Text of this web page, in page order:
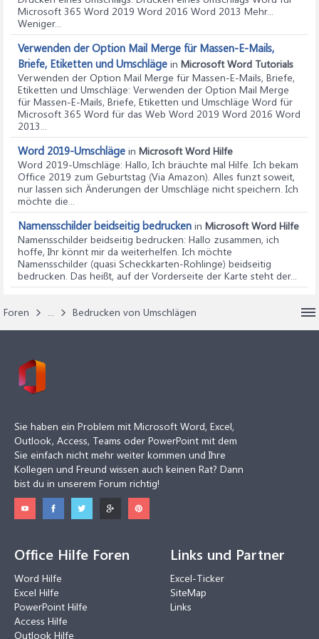
Microsoft 365 Word 2019 Word 2016 Word 2013 Mehr...
Weniger...
Verwenden der Option Mail Merge für Massen-E-Mails,
Briefe, Etiketten und Umschläge in Microsoft Word Tutorials
Verwenden der Option Mail Merge für Massen-E-Mails, Briefe,
Etiketten und Umschläge: Verwenden der Option Mail Merge
für Massen-E-Mails, Briefe, Etiketten und Umschläge Word für
Microsoft 365 Word für das Web Word 2019 Word 2016 Word
2013...
Word 2019-Umschläge in Microsoft Word Hilfe
Word 2019-Umschläge: Hallo, Ich bräuchte mal Hilfe. Ich bekam
Office 2019 zum Geburtstag (Via Amazon). Alles funzt soweit,
nur lassen sich Änderungen der Umschläge nicht speichern. Ich
möchte die...
Namensschilder beidseitig bedrucken in Microsoft Word Hilfe
Namensschilder beidseitig bedrucken: Hallo zusammen, ich
hoffe, Ihr könnt mir da weiterhelfen. Ich möchte
Namensschilder (quasi Scheckkarten-Rohlinge) beidseitig
bedrucken. Das heißt, auf der Vorderseite der Karte steht der...
Foren ... Bedrucken von Umschlägen
Sie haben ein Problem mit Microsoft Word, Excel,
Outlook, Access, Teams oder PowerPoint mit dem
Sie einfach nicht mehr weiter kommen und Ihre
Kollegen und Freund wissen auch keinen Rat? Dann
bist du in unserem Forum richtig!
Office Hilfe Foren
Word Hilfe
Excel Hilfe
PowerPoint Hilfe
Access Hilfe
Outlook Hilfe
Links und Partner
Excel-Ticker
SiteMap
Links